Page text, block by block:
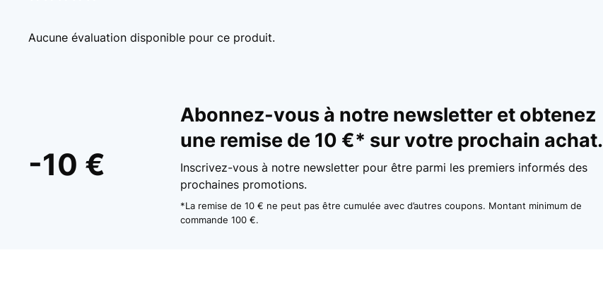
Aucune évaluation disponible pour ce produit.
-10 €
Abonnez-vous à notre newsletter et obtenez
une remise de 10 €* sur votre prochain achat.
Inscrivez-vous à notre newsletter pour être parmi les premiers informés des
prochaines promotions.
*La remise de 10 € ne peut pas être cumulée avec d’autres coupons. Montant minimum de
commande 100 €.